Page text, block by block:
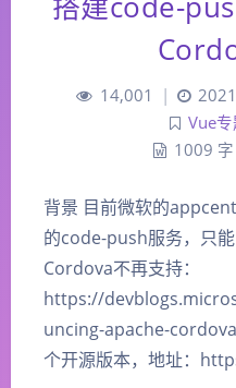
14,001 |
Vue专
1009 字
背景 目前微软的
的code-push服务，只能
Cordova不再支持：
https://
uncing-apache-
个开源版本，地址：